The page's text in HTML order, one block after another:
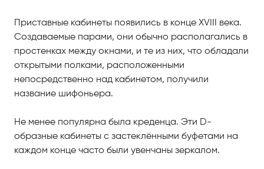
Приставные кабинеты появились в конце XVIII века.
Создаваемые парами, они обычно располагались в
простенках между окнами, и те из них, что обладали
открытыми полками, расположенными
непосредственно над кабинетом, получили
название шифоньера.
Не менее популярна была креденца. Эти D-
образные кабинеты с застеклёнными буфетами на
каждом конце часто были увенчаны зеркалом.